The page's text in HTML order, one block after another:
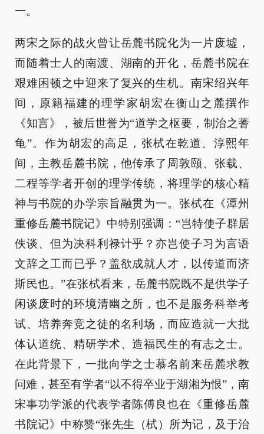
一。
两宋之际的战火曾让岳麓书院化为一片废墟，
而随着士人的南渡、湖南的开化，岳麓书院在
艰难困顿之中迎来了复兴的生机。南宋绍兴年
间，原籍福建的理学家胡宏在衡山之麓撰作
《知言》，被后世誉为“道学之枢要，制治之蓍
龟”。作为胡宏的高足，张栻在乾道、淳熙年
间，主教岳麓书院，他传承了周敦颐、张载、
二程等学者开创的理学传统，将理学的核心精
神与书院的办学宗旨融贯为一。张栻在《潭州
重修岳麓书院记》中特别强调：“岂特使子群居
佚谈、但为决科利禄计乎？亦岂使子习为言语
文辞之工而已乎？盖欲成就人才，以传道而济
斯民也。”在张栻看来，岳麓书院既不是供学子
闲谈废时的环境清幽之所，也不是服务科举考
试、培养奔竞之徒的名利场，而应造就一大批
体认道统、精研学术、造福民生的有志之士。
在此背景下，一批向学之士慕名前来岳麓求教
问难，甚至有学者“以不得卒业于湖湘为恨”，南
宋事功学派的代表学者陈傅良也在《重修岳麓
书院记》中称赞“张先生（栻）所为记，及于治